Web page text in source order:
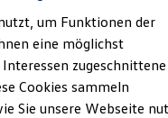
ist die Graf
& Rechtliches)
um Funktionen der
eine möglichst
zugeschnittene
Cookies sammeln
Sie unsere Webseite